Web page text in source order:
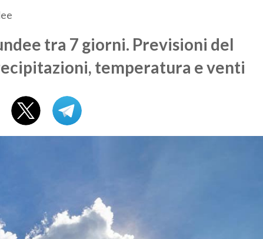
tra 7 giorni. Previsioni del
temperatura e venti